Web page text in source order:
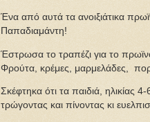
Ένα από αυτά τα ανοιξιάτικα
Παπαδιαμάντη!
Έστρωσα το τραπέζι για το
Φρούτα, κρέμες, μαρμελάδες,
Σκέφτηκα ότι τα παιδιά, ηλικίας
τρώγοντας και πίνοντας κι